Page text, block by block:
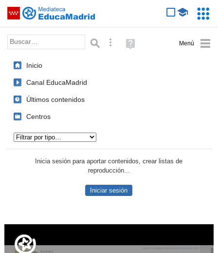
Saltar navegación
Palabra o frase: Búsqueda avanzada
Ayuda
(en
Inicio
Canal EducaMadrid
Últimos contenidos
Centros
Inicia sesión para aportar contenidos, crear listas de
reproducción...
Iniciar sesión